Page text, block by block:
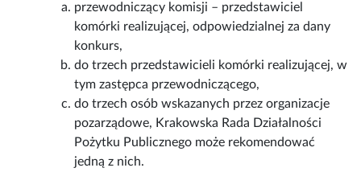
przewodniczący komisji – przedstawiciel
komórki realizującej, odpowiedzialnej za dany
konkurs,
do trzech przedstawicieli komórki realizującej, w
tym zastępca przewodniczącego,
do trzech osób wskazanych przez organizacje
pozarządowe, Krakowska Rada Działalności
Pożytku Publicznego może rekomendować
jedną z nich.